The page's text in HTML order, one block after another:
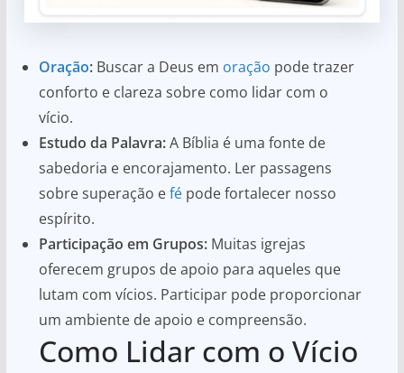
Oração:Buscar a Deus em oração pode trazer
conforto e clareza sobre como lidar com o
vício.
Estudo da Palavra:A Bíblia é uma fonte de
sabedoria e encorajamento. Ler passagens
sobre superação efépode fortalecer nosso
espírito.
Participação em Grupos:Muitas igrejas
oferecem grupos de apoio para aqueles que
lutam com vícios. Participar pode proporcionar
um ambiente de apoio e compreensão.
Como Lidar com o Vício